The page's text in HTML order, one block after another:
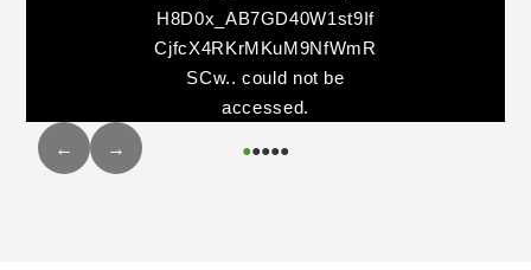
H8D0x_AB7GD40W1st9If
CjfcX4RKrMKuM9NfWmR
SCw.. could not be
accessed.
← → ●●●●●